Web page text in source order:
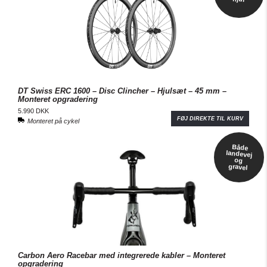
DT Swiss ERC 1600 – Disc Clincher – Hjulsæt – 45 mm –
Monteret opgradering
5.990 DKK
Monteret på cykel
FØJ DIREKTE TIL KURV
Både
landevej
og
gravel
Carbon Aero Racebar med integrerede kabler – Monteret
opgradering